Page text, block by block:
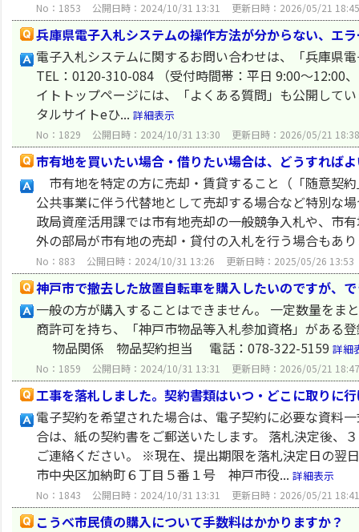
No：1853 公開日時：2024/10/31 13:31 更新日時：2026/05/21 18:45
兵庫県電子入札システムの操作方法が分からない、エ
電子入札システムに関するお問い合わせは、「兵庫県
TEL：0120-310-084 （受付時間帯：平日 9:00～12:00
イトトップページには、「よくある質問」も公開して
タルサイトeひ... 詳細表示
No：1829 公開日時：2024/10/31 13:30 更新日時：2026/05/21 18:38
市有地を買いたい場合・借りたい場合は、どうすれば
市有地を特定の方に売却・賃貸すること（「随意契
公共事業に伴う代替地として売却する場合など特別
政局資産活用課では市有地売却の一般競争入札や、市
外の部局が市有地の売却・貸付の入札を行う場合もあ
No：883 公開日時：2024/10/31 13:26 更新日時：2025/05/26 13:53
神戸市で撤去した放置自転車を購入したいのですが、
一般の方が購入することはできません。 一定数量をま
商許可を持ち、「神戸市物品等入札参加資格」があ
物品関係 物品契約担当 電話：078-322-5159 詳細
No：1859 公開日時：2024/10/31 13:31 更新日時：2026/05/21 18:47
工事を落札しました。契約書類はいつ・どこに取りに
電子契約を希望された場合は、電子契約に必要な資料
合は、紙の契約書をご郵送いたします。 落札決定後、
ご連絡ください。 ※現在、提出期限を落札決定日の
市中央区加納町６丁目５番１号 神戸市役... 詳細表示
No：1843 公開日時：2024/10/31 13:31 更新日時：2026/05/21 18:41
こうべ市民債の購入について手数料はかかりますか？